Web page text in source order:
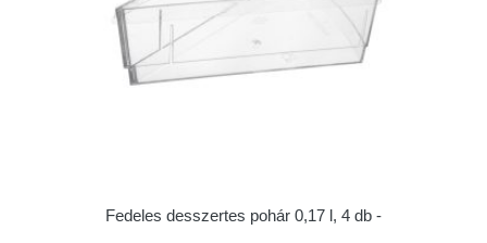
Fedeles desszertes pohár 0,17 l, 4 db -